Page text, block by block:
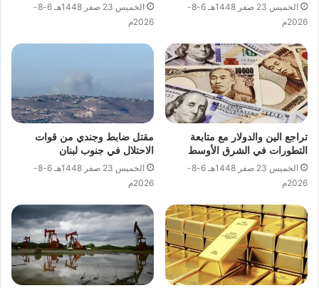
الخميس 23 صفر 1448هـ 6-8-
2026م
الخميس 23 صفر 1448هـ 6-8-
2026م
تراجع الين والدولار مع متابعة
التطورات في الشرق الأوسط
الخميس 23 صفر 1448هـ 6-8-
2026م
مقتل ضابط وجندي من قوات
الاحتلال في جنوب لبنان
الخميس 23 صفر 1448هـ 6-8-
2026م